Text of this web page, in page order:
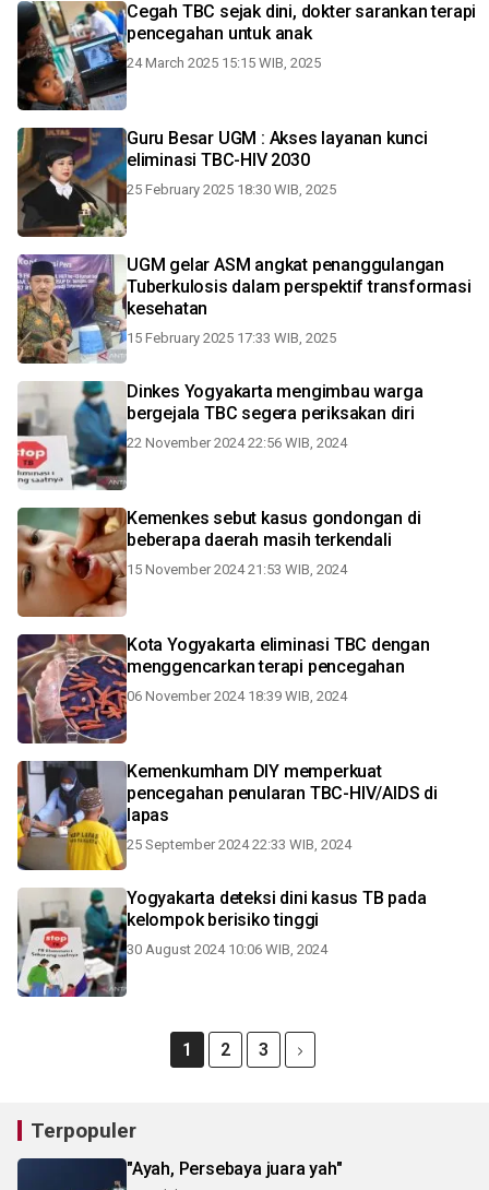
Cegah TBC sejak dini, dokter sarankan terapi
pencegahan untuk anak
24 March 2025 15:15 WIB, 2025
Guru Besar UGM : Akses layanan kunci
eliminasi TBC-HIV 2030
25 February 2025 18:30 WIB, 2025
UGM gelar ASM angkat penanggulangan
Tuberkulosis dalam perspektif transformasi
kesehatan
15 February 2025 17:33 WIB, 2025
Dinkes Yogyakarta mengimbau warga
bergejala TBC segera periksakan diri
22 November 2024 22:56 WIB, 2024
Kemenkes sebut kasus gondongan di
beberapa daerah masih terkendali
15 November 2024 21:53 WIB, 2024
Kota Yogyakarta eliminasi TBC dengan
menggencarkan terapi pencegahan
06 November 2024 18:39 WIB, 2024
Kemenkumham DIY memperkuat
pencegahan penularan TBC-HIV/AIDS di
lapas
25 September 2024 22:33 WIB, 2024
Yogyakarta deteksi dini kasus TB pada
kelompok berisiko tinggi
30 August 2024 10:06 WIB, 2024
1 2 3
Terpopuler
"Ayah, Persebaya juara yah"